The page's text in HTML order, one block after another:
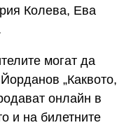
Колева, Ева
могат да
„Каквото,
онлайн в
и на билетните